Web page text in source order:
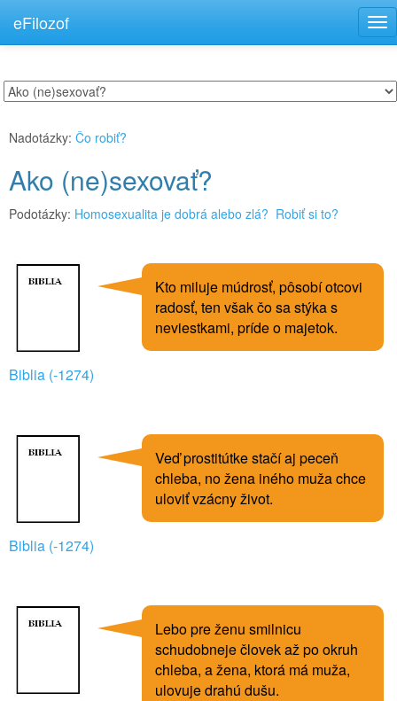
eFilozof
Nadotázky: Čo robiť?
Ako (ne)sexovať?
Podotázky: Homosexualita je dobrá alebo zlá? Robiť si to?
Biblia (-1274)
Kto miluje múdrosť, pôsobí otcovi
radosť, ten však čo sa stýka s
neviestkami, príde o majetok.
Biblia (-1274)
Veď prostitútke stačí aj peceň
chleba, no žena iného muža chce
uloviť vzácny život.
Lebo pre ženu smilnicu
schudobneje človek až po okruh
chleba, a žena, ktorá má muža,
ulovuje drahú dušu.